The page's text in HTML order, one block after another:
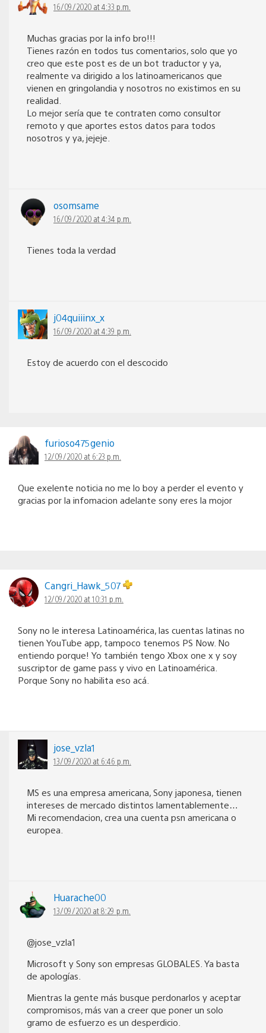
16/09/2020 at 4:33 p.m.
Muchas gracias por la info bro!!!
Tienes razón en todos tus comentarios, solo que yo
creo que este post es de un bot traductor y ya,
realmente va dirigido a los latinoamericanos que
vienen en gringolandia y nosotros no existimos en su
realidad.
Lo mejor sería que te contraten como consultor
remoto y que aportes estos datos para todos
nosotros y ya, jejeje.
osomsame
16/09/2020 at 4:34 p.m.
Tienes toda la verdad
j04quiiinx_x
16/09/2020 at 4:39 p.m.
Estoy de acuerdo con el descocido
furioso475genio
12/09/2020 at 6:23 p.m.
Que exelente noticia no me lo boy a perder el evento y
gracias por la infomacion adelante sony eres la mojor
Cangri_Hawk_507
12/09/2020 at 10:31 p.m.
Sony no le interesa Latinoamérica, las cuentas latinas no
tienen YouTube app, tampoco tenemos PS Now. No
entiendo porque! Yo también tengo Xbox one x y soy
suscriptor de game pass y vivo en Latinoamérica.
Porque Sony no habilita eso acá.
jose_vzla1
13/09/2020 at 6:46 p.m.
MS es una empresa americana, Sony japonesa, tienen
intereses de mercado distintos lamentablemente…
Mi recomendacion, crea una cuenta psn americana o
europea.
Huarache00
13/09/2020 at 8:29 p.m.
@jose_vzla1
Microsoft y Sony son empresas GLOBALES. Ya basta
de apologías.
Mientras la gente más busque perdonarlos y aceptar
compromisos, más van a creer que poner un solo
gramo de esfuerzo es un desperdicio.